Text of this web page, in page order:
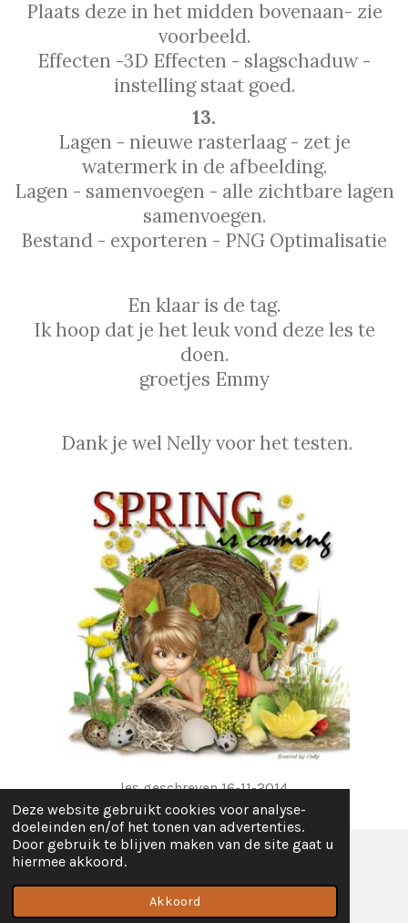
Deze website gebruikt cookies voor analyse-
doeleinden en/of het tonen van advertenties.
Door gebruik te blijven maken van de site gaat u
hiermee akkoord.
Akkoord
Plaats deze in het midden bovenaan- zie
voorbeeld.
Effecten -3D Effecten - slagschaduw -
instelling staat goed.
13.
Lagen - nieuwe rasterlaag - zet je
watermerk in de afbeelding.
Lagen - samenvoegen - alle zichtbare lagen
samenvoegen.
Bestand - exporteren - PNG Optimalisatie
En klaar is de tag.
Ik hoop dat je het leuk vond deze les te
doen.
groetjes Emmy
Dank je wel Nelly voor het testen.
les geschreven 16-11-2014
© 2018 - 2026 lessen
Powered by